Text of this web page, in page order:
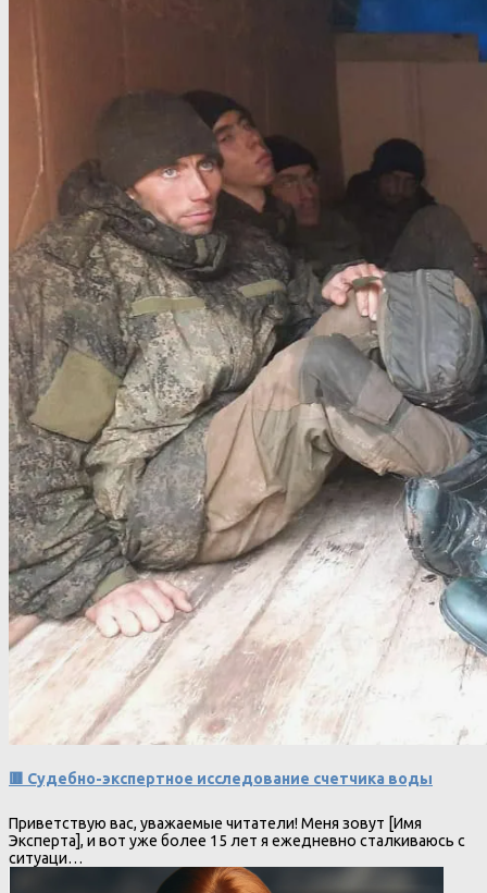
🟥 Судебно-экспертное исследование счетчика воды
Приветствую вас, уважаемые читатели! Меня зовут [Имя
Эксперта], и вот уже более 15 лет я ежедневно сталкиваюсь с
ситуаци…